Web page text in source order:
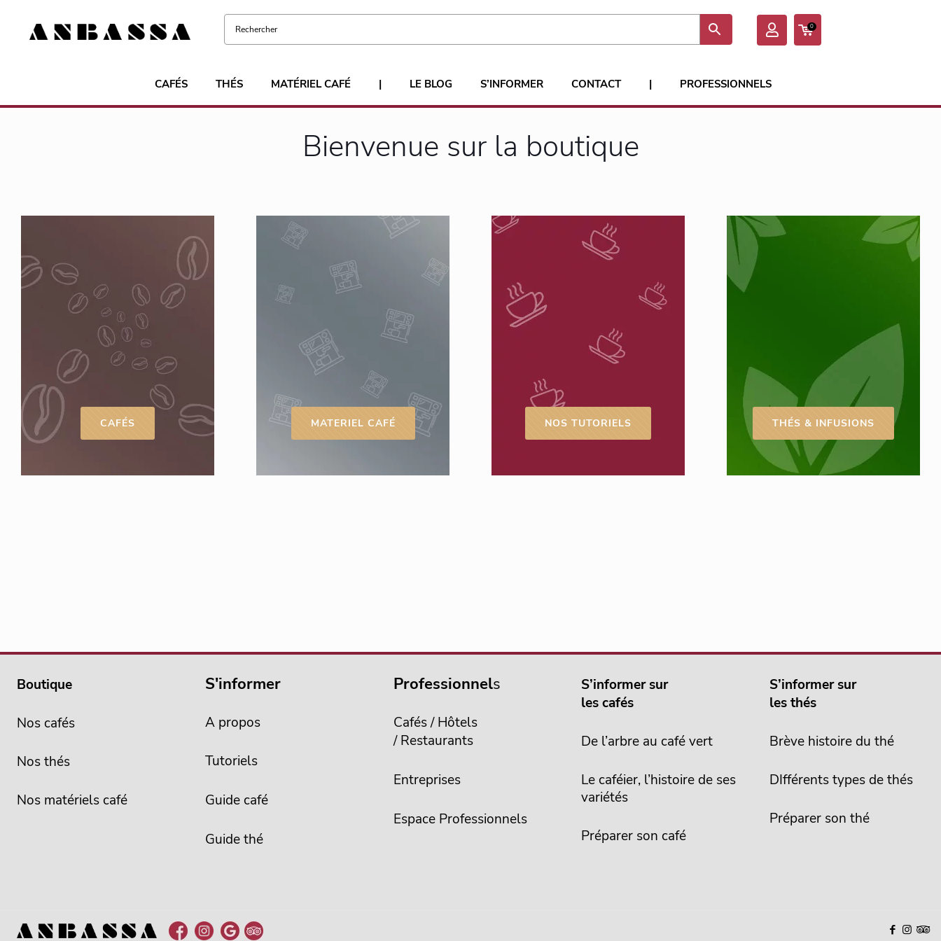
CAFÉS THÉS MATÉRIEL CAFÉ | LE BLOG S’INFORMER CONTACT | PROFESSIONNELS
0
Bienvenue sur la boutique
CAFÉS MATERIEL CAFÉ NOS TUTORIELS THÉS & INFUSIONS
Boutique
Nos cafés
Nos thés
Nos matériels café
S'informer
A propos
Tutoriels
Guide café
Guide thé
Professionnels
Cafés / Hôtels
/ Restaurants
Entreprises
Espace Professionnels
S’informer sur
les cafés
De l’arbre au café vert
Le caféier, l’histoire de ses
variétés
Préparer son café
S’informer sur
les thés
Brève histoire du thé
DIfférents types de thés
Préparer son thé